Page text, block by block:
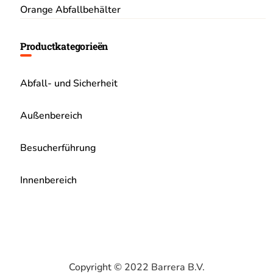
Orange Abfallbehälter
Productkategorieën
Abfall- und Sicherheit
Außenbereich
Besucherführung
Innenbereich
Copyright © 2022 Barrera B.V.